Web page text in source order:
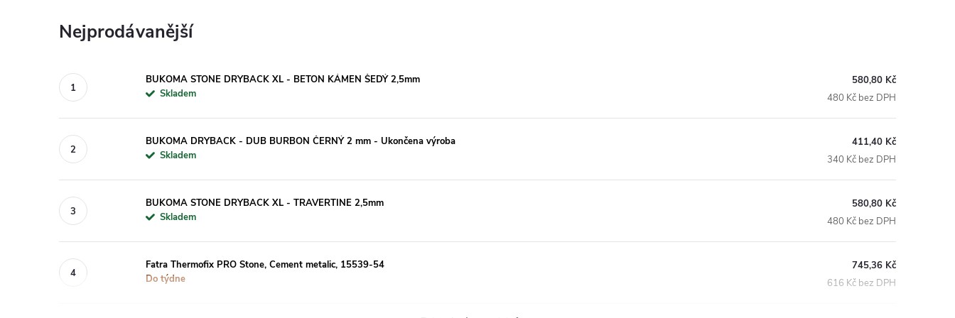
jaký
Nejprodávanější
BUKOMA STONE DRYBACK XL - BETON KÁMEN ŠEDÝ 2,5mm
Skladem
580,80 Kč
480 Kč bez DPH
BUKOMA DRYBACK - DUB BURBON ČERNÝ 2 mm - Ukončena výroba
Skladem
411,40 Kč
340 Kč bez DPH
BUKOMA STONE DRYBACK XL - TRAVERTINE 2,5mm
Skladem
580,80 Kč
480 Kč bez DPH
Fatra Thermofix PRO Stone, Cement metalic, 15539-54
Do týdne
745,36 Kč
616 Kč bez DPH